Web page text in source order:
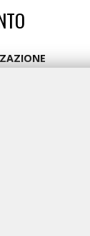
organizza per
nella
autonomia
della
del brevetto.
al rientro suo e
percorso, ma